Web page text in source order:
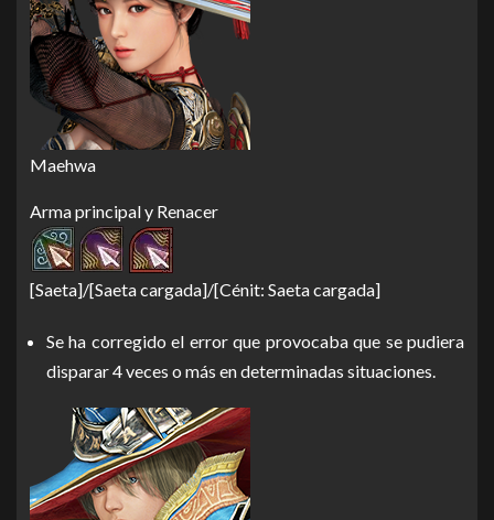
Maehwa
Arma principal y Renacer
[Saeta]/[Saeta cargada]/[Cénit: Saeta cargada]
Se ha corregido el error que provocaba que se pudiera
disparar 4 veces o más en determinadas situaciones.